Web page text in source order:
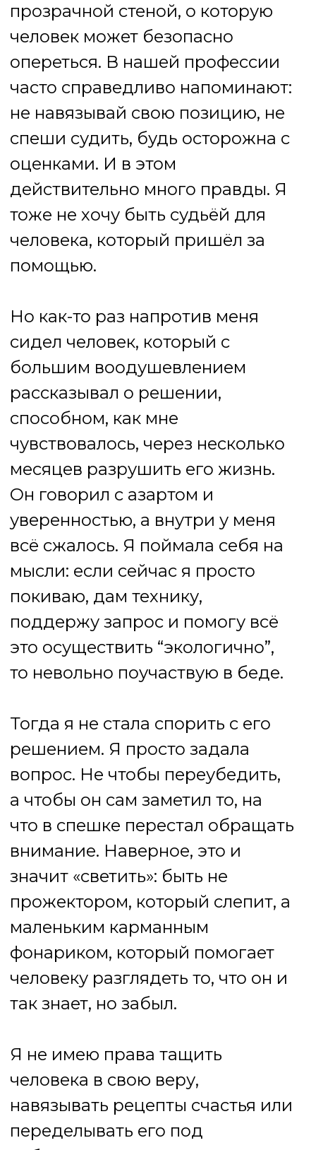
Но как-то раз напротив меня
сидел человек, который с
рассказывал о решении,
способном, как мне
чувствовалось, через несколько
месяцев разрушить его жизнь.
Он говорил с азартом и
уверенностью, а внутри у меня
всё сжалось. Я поймала себя на
мысли: если сейчас я просто
покиваю, дам технику,
поддержу запрос и помогу всё
это осуществить “экологично”,
то невольно поучаствую в беде.
решением. Я просто задала
вопрос. Не чтобы переубедить,
а чтобы он сам заметил то, на
что в спешке перестал обращать
внимание. Наверное, это и
значит «светить»: быть не
прожектором, который слепит, а
маленьким карманным
фонариком, который помогает
так знает, но забыл.
Я не имею права тащить
навязывать рецепты счастья или
переделывать его под
правильном. Но я имею право -
и, наверное, обязанность - быть
внутренне собранной. Не
соглашаться с тем, что
это названо свободой. Не путать
одобрением всего подряд.
Для меня эта опора связана с
которая учит слышать совесть и
помнить о том, что человек
всегда больше своего страха,
больше своей травмы, больше
своего сегодняшнего хаоса. В
ней для меня есть память о том,
каким человек может стать, если
не предаёт лучшего в себе. Не
идеальным, не безошибочным, а
более цельным, честным,
способным любить и
Без этой памяти очень легко
свести человека к его
симптомам, к его боли или к
кажется срочным. Но человек